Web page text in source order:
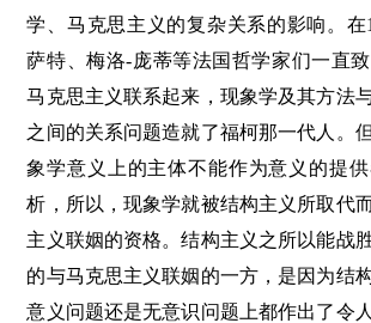
学、马克思主义的复杂关系的影响。在
萨特、梅洛-庞蒂等法国哲学家们一直
马克思主义联系起来，现象学及其方法
之间的关系问题造就了福柯那一代人。
象学意义上的主体不能作为意义的提
析，所以，现象学就被结构主义所取代
主义联姻的资格。结构主义之所以能战
的与马克思主义联姻的一方，是因为结
意义问题还是无意识问题上都作出了令